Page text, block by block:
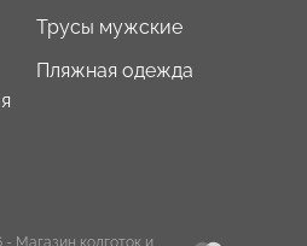
Трусы мужские
Пляжная одежда
- Магазин колготок и